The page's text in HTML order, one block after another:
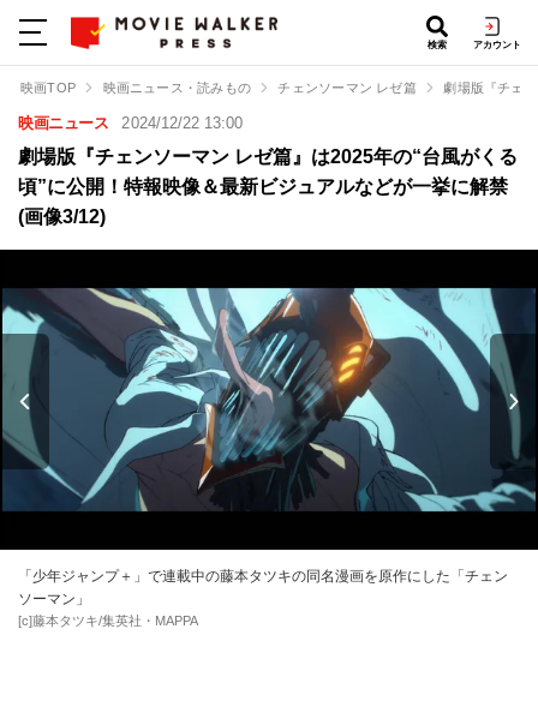
検索 アカウント
映画TOP 映画ニュース・読みもの チェンソーマン レゼ篇 劇場版『チェ
映画ニュース 2024/12/22 13:00
劇場版『チェンソーマン レゼ篇』は2025年の“台風がくる
頃”に公開！特報映像＆最新ビジュアルなどが一挙に解禁
(画像3/12)
「少年ジャンプ＋」で連載中の藤本タツキの同名漫画を原作にした「チェン
ソーマン」
[c]藤本タツキ/集英社・MAPPA